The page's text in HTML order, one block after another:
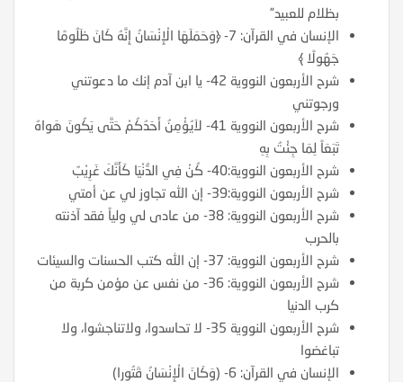
بظلام للعبيد”
الإنسان في القرآن: 7- ﴿وَحَمَلَهَا الْإِنْسَانُ إِنَّهُ كَانَ ظَلُومًا
جَهُولًا ﴾
شرح الأربعون النووية 42- يا ابن آدم إنك ما دعوتني
ورجوتني
شرح الأربعون النووية 41- لاَيُؤْمِنُ أَحَدُكُمْ حَتَّى يَكُونَ هَواهُ
تَبَعَاً لِمَا جِئْتُ بِهِ
شرح الأربعون النووية:40- كُنْ فِي الدُّنْيَا كَأَنَّكَ غَرِيْبٌ
شرح الأربعون النووية:39- إن الله تجاوز لي عن أمتي
شرح الأربعون النووية: 38- من عادى لي ولياً فقد آذنته
بالحرب
شرح الأربعون النووية: 37- إن الله كتب الحسنات والسيئات
شرح الأربعون النووية: 36- من نفس عن مؤمن كربة من
كرب الدنيا
شرح الأربعون النووية 35- لا تحاسدوا، ولاتناجشوا، ولا
تباغضوا
الإنسان في القرآن: 6- (وَكَانَ الْإِنْسَانُ قَتُورا)